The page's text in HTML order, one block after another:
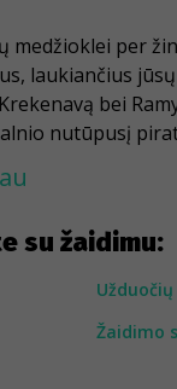
su žaidimu:
Žaidimo
medžioklei per
laukiančius
bei
nutūpusį
Bistrampolio
vietoje
ir net stogų.
ratų
malūnų.
zoologijos sodą ir